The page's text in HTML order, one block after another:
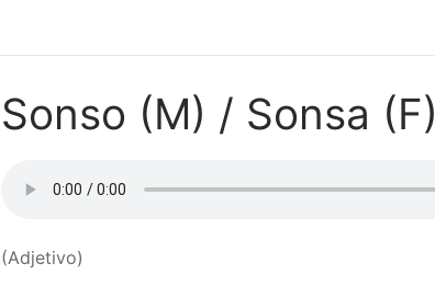
Sonso (M) / Sonsa (F)
(Adjetivo)